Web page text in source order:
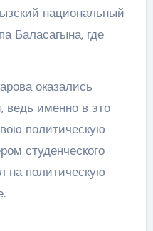
национальный
Баласагына, где
оказались
ведь именно в это
политическую
студенческого
на политическую